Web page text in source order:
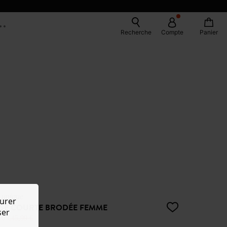
Recherche Compte Panier
COURTE BRODÉE FEMME